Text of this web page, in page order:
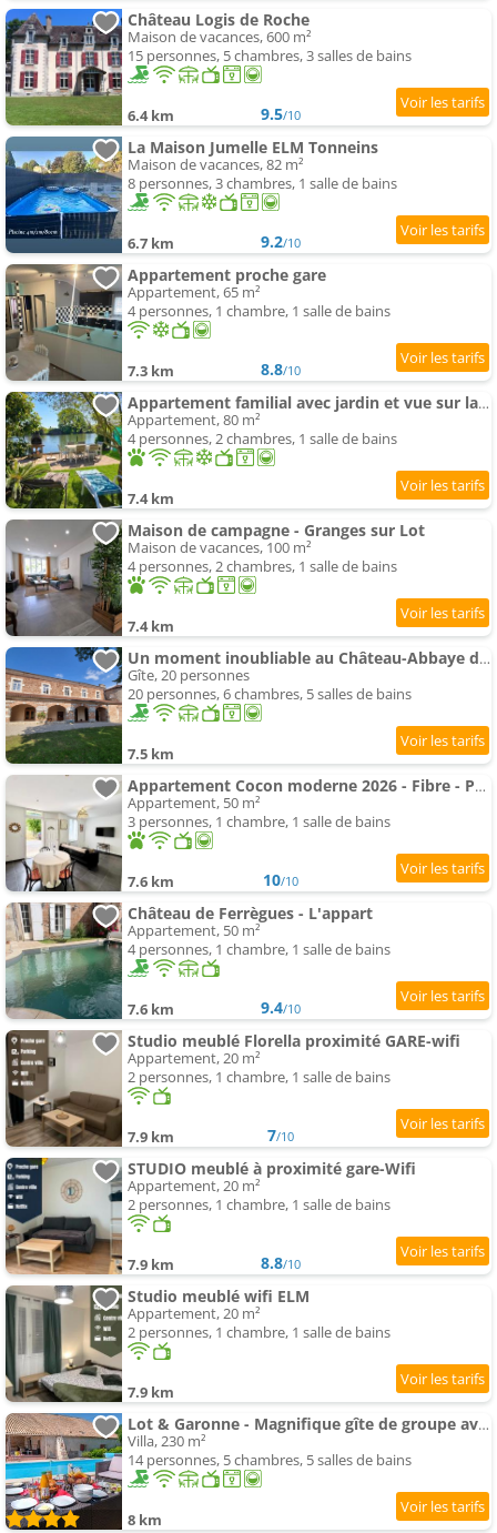
Château Logis de Roche
Maison de vacances, 600 m²
15 personnes, 5 chambres, 3 salles de bains
6.4 km 9.5/10
La Maison Jumelle ELM Tonneins
Maison de vacances, 82 m²
8 personnes, 3 chambres, 1 salle de bains
6.7 km 9.2/10
Appartement proche gare
Appartement, 65 m²
4 personnes, 1 chambre, 1 salle de bains
7.3 km 8.8/10
Appartement familial avec jardin et vue sur lac , 80 m²
Appartement, 80 m²
4 personnes, 2 chambres, 1 salle de bains
7.4 km
Maison de campagne - Granges sur Lot
Maison de vacances, 100 m²
4 personnes, 2 chambres, 1 salle de bains
7.4 km
Un moment inoubliable au Château-Abbaye de Clairac
Gîte, 20 personnes
20 personnes, 6 chambres, 5 salles de bains
7.5 km
Appartement Cocon moderne 2026 - Fibre - Parking devant la porte - Paisible
Appartement, 50 m²
3 personnes, 1 chambre, 1 salle de bains
7.6 km 10/10
Château de Ferrègues - L'appart
Appartement, 50 m²
4 personnes, 1 chambre, 1 salle de bains
7.6 km 9.4/10
Studio meublé Florella proximité GARE-wifi
Appartement, 20 m²
2 personnes, 1 chambre, 1 salle de bains
7.9 km 7/10
STUDIO meublé à proximité gare-Wifi
Appartement, 20 m²
2 personnes, 1 chambre, 1 salle de bains
7.9 km 8.8/10
Studio meublé wifi ELM
Appartement, 20 m²
2 personnes, 1 chambre, 1 salle de bains
7.9 km
Lot & Garonne - Magnifique gîte de groupe avec piscine et vue panoramique en pleine campagne Proche
Villa, 230 m²
14 personnes, 5 chambres, 5 salles de bains
8 km